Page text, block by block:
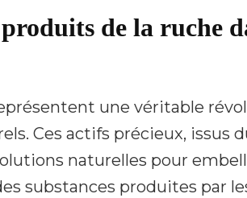
de la ruche
une véritable
Ces actifs précieux, issus
naturelles pour
substances produites par